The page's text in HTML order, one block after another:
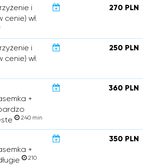
i
wł.
270 PLN
i
wł.
250 PLN
+
240 min
360 PLN
+
210
350 PLN